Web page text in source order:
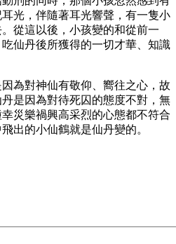
光，伴隨著耳光響聲，有一隻小
從這以後，小孩變的和從前一
仙丹後所獲得的一切才華、知識
為對神仙有敬仰、嚮往之心，故
是因為對待死囚的態度不對，無
災樂禍興高采烈的心態都不符合
出的小仙鶴就是仙丹變的。